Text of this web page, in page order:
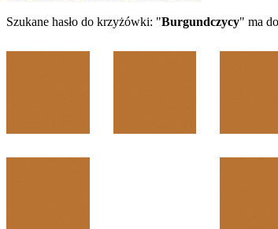
Szukane hasło do krzyżówki: "Burgundczycy" ma